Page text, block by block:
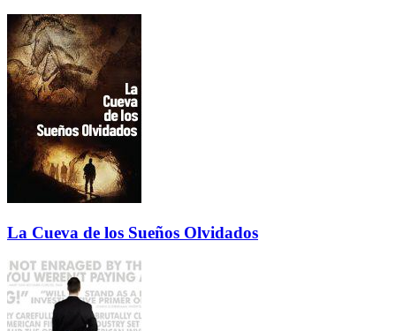
La Cueva de los Sueños Olvidados